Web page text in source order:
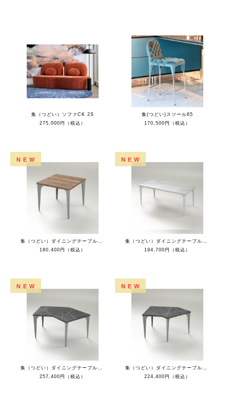
集（つどい）ソファCK 2S
275,000円（税込）
集(つどい)スツール65
170,500円（税込）
NEW
集（つどい）ダイニングテーブルスクエア（ラスティックオークトップ+チタン脚）
180,400円（税込）
NEW
集（つどい）ダイニングテーブルレクタングル（ホワイトマーブルトップ+ホワイト脚）
194,700円（税込）
NEW
集（つどい）ダイニングテーブル135°コーナー（ブラックマーブルトップ+チタン脚）
257,400円（税込）
NEW
集（つどい）ダイニングテーブル135°ショートL（ブラックマーブルトップ+チタン脚）
224,400円（税込）